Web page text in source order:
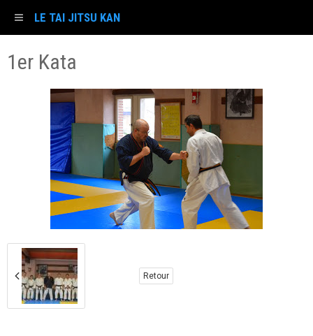
LE TAI JITSU KAN
1er Kata
Retour